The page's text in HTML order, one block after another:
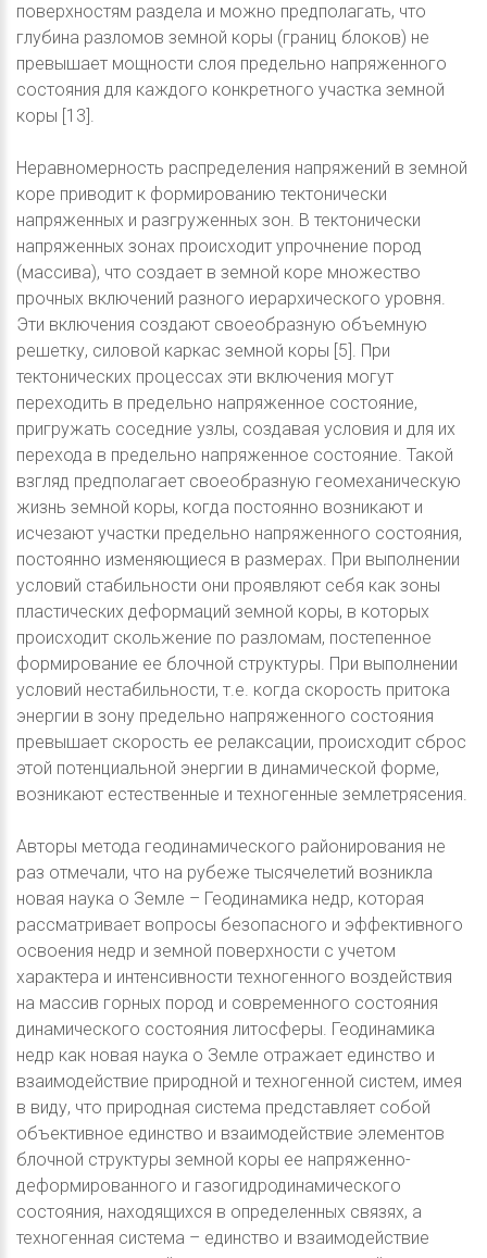
поверхностям раздела и можно предполагать, что
глубина разломов земной коры (границ блоков) не
превышает мощности слоя предельно напряженного
состояния для каждого конкретного участка земной
коры [13].
Неравномерность распределения напряжений в земной
коре приводит к формированию тектонически
напряженных и разгруженных зон. В тектонически
напряженных зонах происходит упрочнение пород
(массива), что создает в земной коре множество
прочных включений разного иерархического уровня.
Эти включения создают своеобразную объемную
решетку, силовой каркас земной коры [5]. При
тектонических процессах эти включения могут
переходить в предельно напряженное состояние,
пригружать соседние узлы, создавая условия и для их
перехода в предельно напряженное состояние. Такой
взгляд предполагает своеобразную геомеханическую
жизнь земной коры, когда постоянно возникают и
исчезают участки предельно напряженного состояния,
постоянно изменяющиеся в размерах. При выполнении
условий стабильности они проявляют себя как зоны
пластических деформаций земной коры, в которых
происходит скольжение по разломам, постепенное
формирование ее блочной структуры. При выполнении
условий нестабильности, т.е. когда скорость притока
энергии в зону предельно напряженного состояния
превышает скорость ее релаксации, происходит сброс
этой потенциальной энергии в динамической форме,
возникают естественные и техногенные землетрясения.
Авторы метода геодинамического районирования не
раз отмечали, что на рубеже тысячелетий возникла
новая наука о Земле – Геодинамика недр, которая
рассматривает вопросы безопасного и эффективного
освоения недр и земной поверхности с учетом
характера и интенсивности техногенного воздействия
на массив горных пород и современного состояния
динамического состояния литосферы. Геодинамика
недр как новая наука о Земле отражает единство и
взаимодействие природной и техногенной систем, имея
в виду, что природная система представляет собой
объективное единство и взаимодействие элементов
блочной структуры земной коры ее напряженно-
деформированного и газогидродинамического
состояния, находящихся в определенных связях, а
техногенная система – единство и взаимодействие